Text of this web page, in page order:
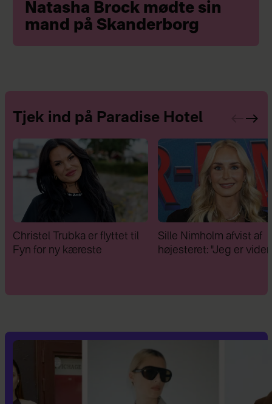
Natasha Brock mødte sin
mand på Skanderborg
Tjek ind på Paradise Hotel
Sille Nimholm afvist af
højesteret: "Jeg er videre"
Camilla Nederby har
kærligheden med